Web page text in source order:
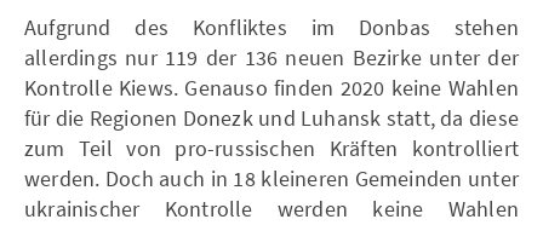
Aufgrund des Konfliktes im Donbas stehen
allerdings nur 119 der 136 neuen Bezirke unter der
Kontrolle Kiews. Genauso finden 2020 keine Wahlen
für die Regionen Donezk und Luhansk statt, da diese
zum Teil von pro-russischen Kräften kontrolliert
werden. Doch auch in 18 kleineren Gemeinden unter
ukrainischer Kontrolle werden keine Wahlen